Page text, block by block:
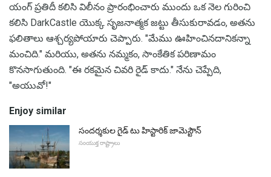
యంగ్ ప్రతిదీ కలిసి విలీనం ప్రారంభించారు ముందు ఒక నెల గురించి
కలిసి DarkCastle యొక్క సృజనాత్మక జట్టు తీసుకురావడం, అతను
ఫలితాలు ఆశ్చర్యపోయారు చెప్పారు. "మేము ఊహించినదానికన్నా
మంచిది." మరియు, అతను నమ్మకం, సాంకేతిక పరిణామం
కొనసాగుతుంది. "ఈ రకమైన చివరి రైడ్ కాదు." నేను చెప్పేది,
"అయువో!"
Enjoy similar
సందర్శకుల గైడ్ టు హిస్టారిక్ జామెస్టౌన్
సంయుక్త రాష్ట్రాలు